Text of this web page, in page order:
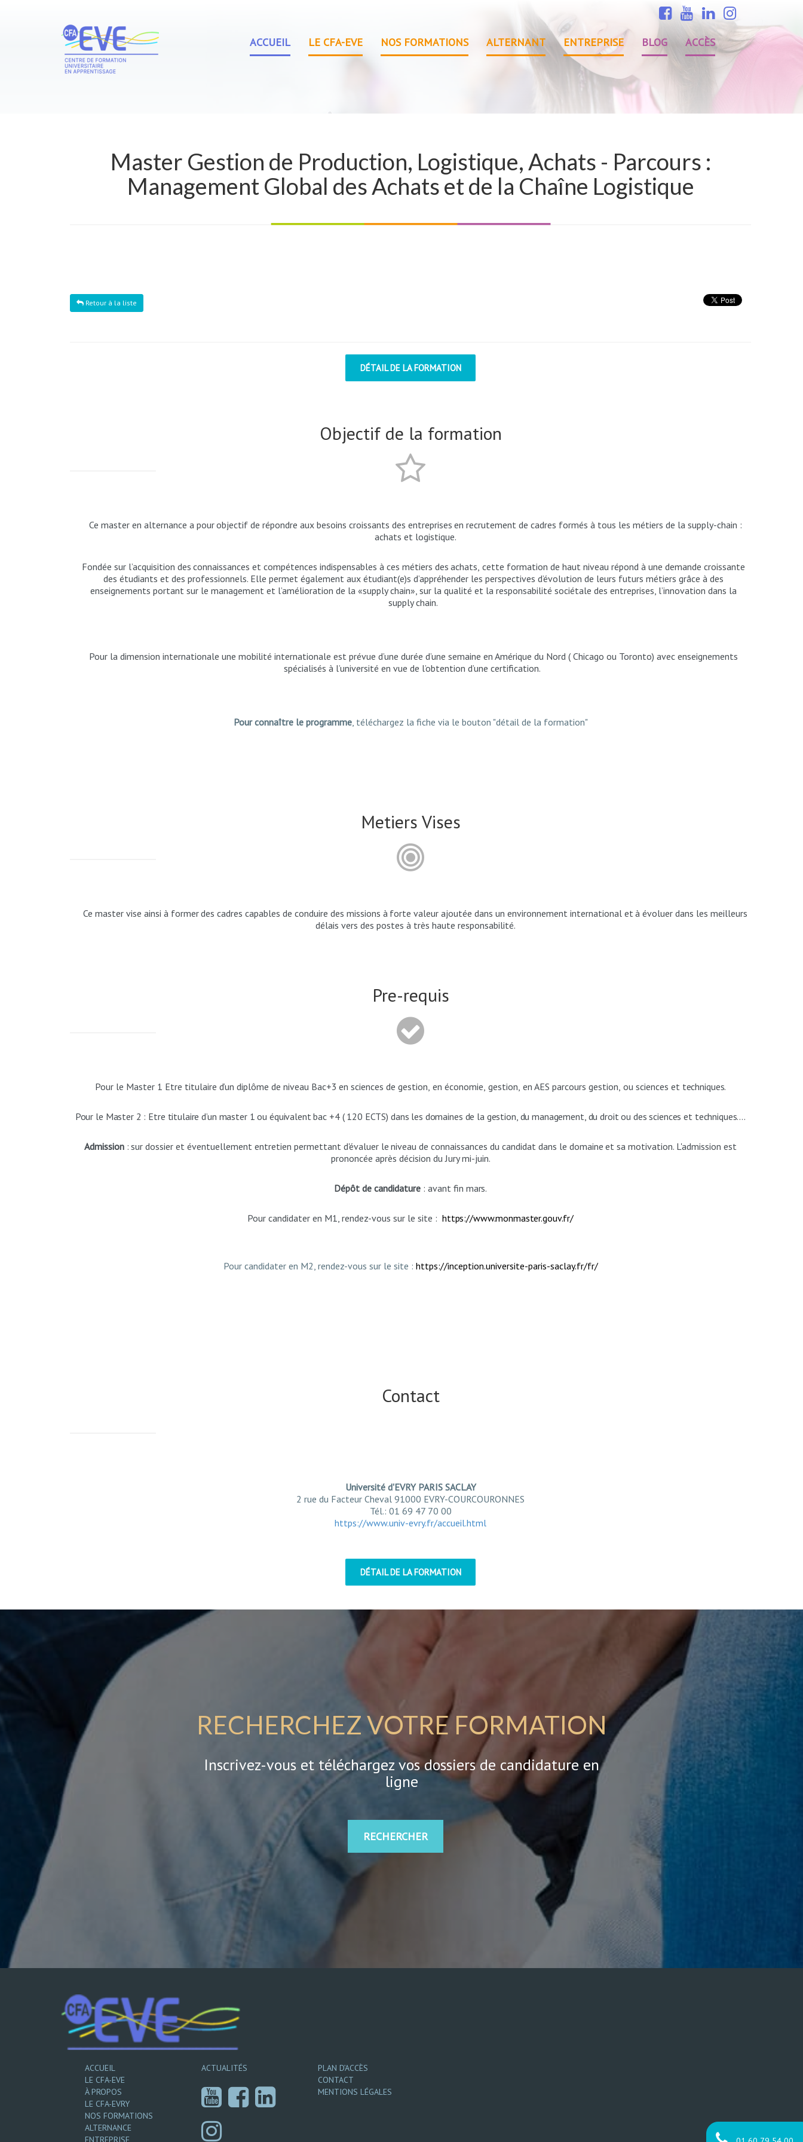
ACCUEIL LE CFA-EVE NOS FORMATIONS ALTERNANT ENTREPRISE BLOG ACCÈS
Master Gestion de Production, Logistique, Achats - Parcours :
Management Global des Achats et de la Chaîne Logistique
Retour à la liste
DÉTAIL DE LA FORMATION
Objectif de la formation
Ce master en alternance a pourobjectif de répondre aux besoins croissants des entreprises en recrutement de cadres formés à tous les métiers de la supply-chain :
achats et logistique.
Fondée sur l’acquisition des connaissances et compétences indispensables à ces métiers des achats, cette formation de haut niveau répond à une demande croissante
des étudiants et des professionnels. Elle permet également aux étudiant(e)s d’appréhender les perspectives d’évolution de leurs futurs métiers grâce à des
enseignements portant sur le management et l’amélioration de la «supply chain», sur la qualité et la responsabilité sociétale des entreprises, l’innovation dans la
supply chain.
Pour la dimension internationale une mobilité internationale est prévue d’une durée d’une semaine en Amérique du Nord ( Chicago ou Toronto) avec enseignements
spécialisés à l’université en vue de l’obtention d’une certification.
Pour connaître le programme, téléchargez la fiche via le bouton "détail de la formation"
Metiers Vises
Ce master vise ainsi à formerdes cadres capables de conduire des missions à forte valeur ajoutée dans un environnement international età évoluer dans les meilleurs
délais vers des postes à très haute responsabilité.
Pre-requis
Pour le Master 1 Etre titulaire d’un diplôme de niveau Bac+3 en sciences de gestion, en économie, gestion, en AES parcours gestion, ou sciences et techniques.
Pour le Master 2 : Etre titulaire d’un master 1 ou équivalent bac +4 ( 120 ECTS) dans les domaines de la gestion, du management, du droit ou des sciences et techniques….
Admission : sur dossier et éventuellement entretien permettant d'évaluer le niveau de connaissances du candidat dans le domaine et sa motivation. L'admission est
prononcée après décision du Jury mi-juin.
Dépôt de candidature : avant finmars.
Pour candidater en M1, rendez-vous sur le site : https://www.monmaster.gouv.fr/
Pour candidater en M2, rendez-vous sur le site : https://inception.universite-paris-saclay.fr/fr/
Contact
Université d'EVRY PARIS SACLAY
2 rue du Facteur Cheval 91000 EVRY-COURCOURONNES
Tél.: 01 69 47 70 00
https://www.univ-evry.fr/accueil.html
DÉTAIL DE LA FORMATION
RECHERCHEZ VOTRE FORMATION
Inscrivez-vous et téléchargez vos dossiers de candidature en
ligne
RECHERCHER
ACCUEIL
LE CFA-EVE
À PROPOS
LE CFA-EVRY
NOS FORMATIONS
ALTERNANCE
ENTREPRISE
ACTUALITÉS
PLAN D’ACCÈS
CONTACT
MENTIONS LÉGALES